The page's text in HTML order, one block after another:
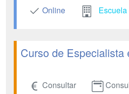
Online
Curso de Especialista
Consultar